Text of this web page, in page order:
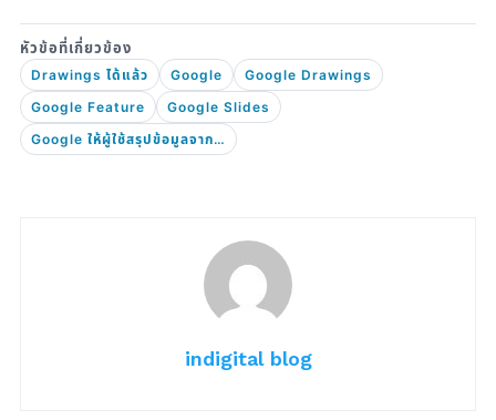
Drawings ได้แล้ว Google
Google Drawings
Google Feature
Google Slides
Google ให้ผู้ใช้สรุปข้อมูลจาก Forms มาแสดงบน Docs
indigital blog